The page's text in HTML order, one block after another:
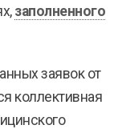
заполненного
заявок от
коллективная